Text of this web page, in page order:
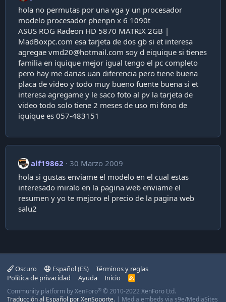
hola no permutas por una vga y un procesador
modelo procesador phenpn x 6 1090t
ASUS ROG Radeon HD 5870 MATRIX 2GB |
MadBoxpc.com esa tarjeta de dos gb si et interesa
agregae vmd20@hotmail.com soy d eiquique si tienes
familia en iquique mejor igual tengo el pc completo
pero hay me darias uan diferencia pero tiene buena
placa de video y todo muy bueno fuente buena si et
interesa agregame y le saco foto al pv la tarjeta de
video todo solo tiene 2 meses de uso mi fono de
iquique es 057-483151
alf19862
30 Marzo 2009
hola si gustas enviame el modelo en el cual estas
interesado miralo en la pagina web enviame el
resumen y yo te mejoro el precio de la pagina web
salu2
Oscuro Español (ES)
Términos y reglas
Política de privacidad
Ayuda Inicio
R
S
Community platform by XenForo® © 2010-2022 XenForo Ltd.
Traducción al Español por XenSoporte. | Media embeds via s9e/MediaSites